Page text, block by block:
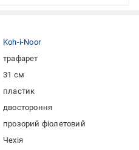
Koh-i-Noor
трафарет
31 см
пластик
двостороння
прозорий фіолетовий
Чехія